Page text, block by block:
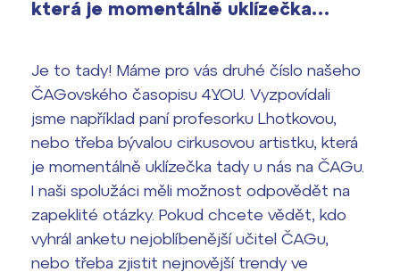
Maturitní zkoušky
Europass
FOCUSing
Zahraniční stipendia
vyhledávání
Bakaláři
Office 365
která je momentálně uklízečka…
Je to tady! Máme pro vás druhé číslo našeho
ČAGovského časopisu 4YOU. Vyzpovídali
jsme například paní profesorku Lhotkovou,
nebo třeba bývalou cirkusovou artistku, která
je momentálně uklízečka tady u nás na ČAGu.
I naši spolužáci měli možnost odpovědět na
zapeklité otázky. Pokud chcete vědět, kdo
vyhrál anketu nejoblíbenější učitel ČAGu,
nebo třeba zjistit nejnovější trendy ve